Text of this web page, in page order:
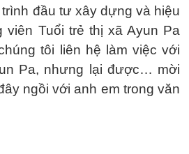
đầu tư xây dựng và hiệu
viên Tuổi trẻ thị xã Ayun Pa
tôi liên hệ làm việc với
Pa, nhưng lại được… mời
ngồi với anh em trong văn